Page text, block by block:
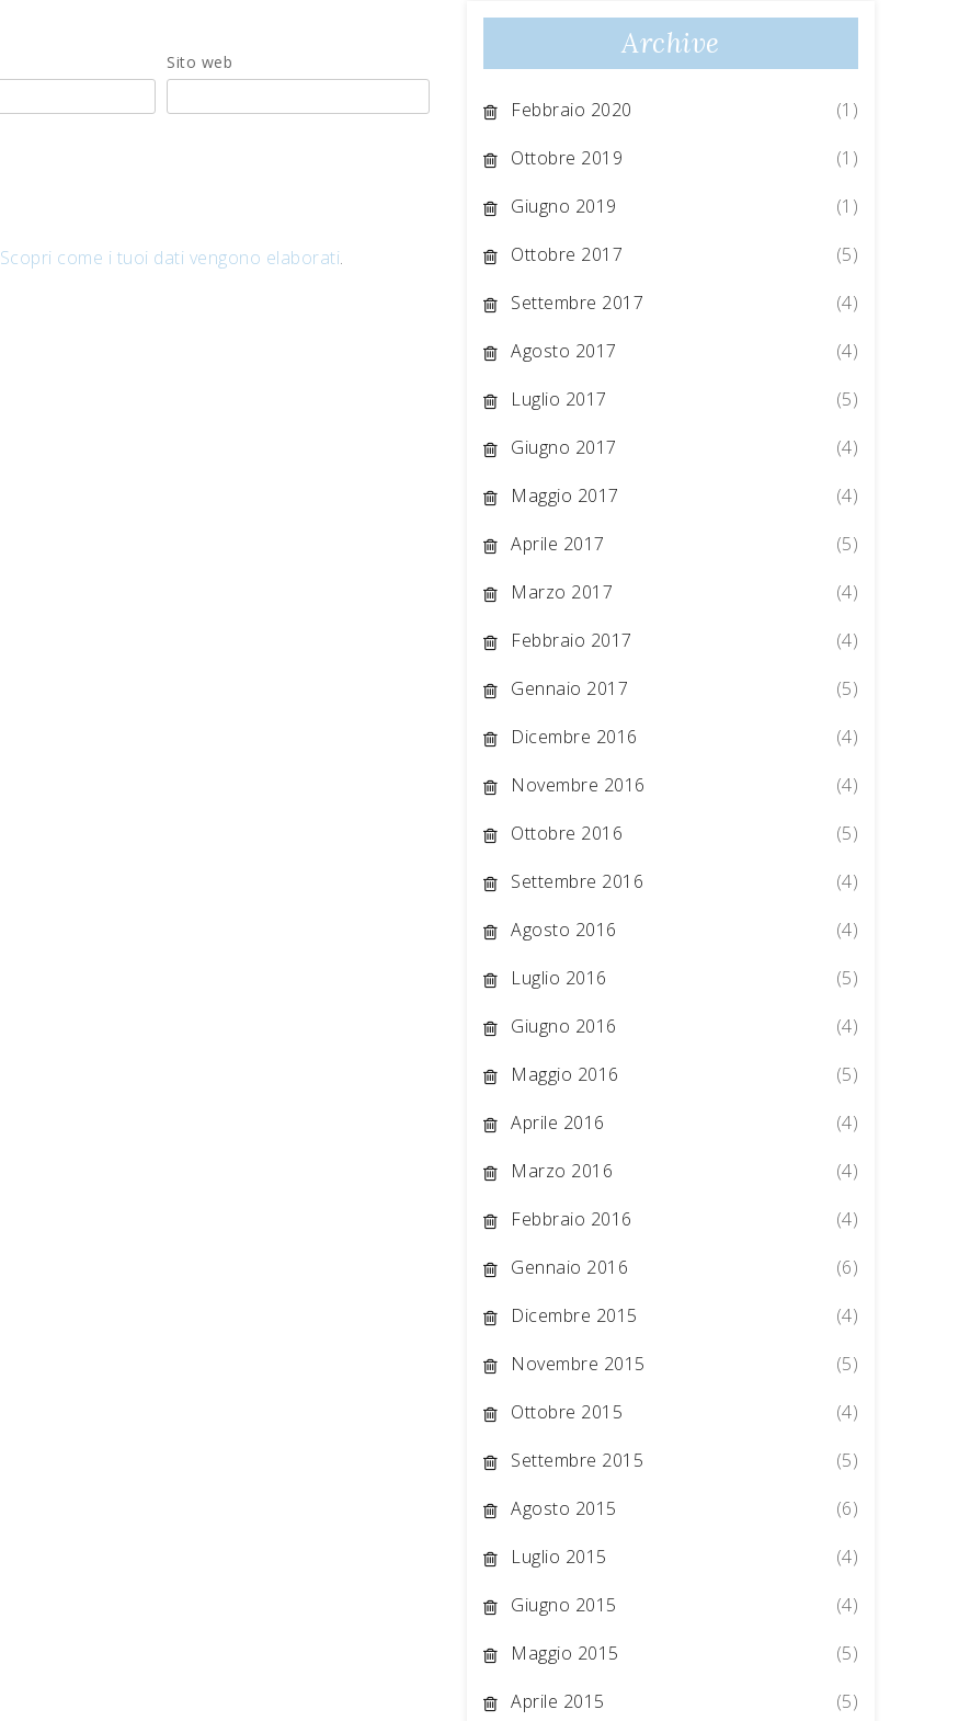
Sito web
Scopri come i tuoi dati vengono elaborati.
Archive
Febbraio 2020
(1)
Ottobre 2019
(1)
Giugno 2019
(1)
Ottobre 2017
(5)
Settembre 2017
(4)
Agosto 2017
(4)
Luglio 2017
(5)
Giugno 2017
(4)
Maggio 2017
(4)
Aprile 2017
(5)
Marzo 2017
(4)
Febbraio 2017
(4)
Gennaio 2017
(5)
Dicembre 2016
(4)
Novembre 2016
(4)
Ottobre 2016
(5)
Settembre 2016
(4)
Agosto 2016
(4)
Luglio 2016
(5)
Giugno 2016
(4)
Maggio 2016
(5)
Aprile 2016
(4)
Marzo 2016
(4)
Febbraio 2016
(4)
Gennaio 2016
(6)
Dicembre 2015
(4)
Novembre 2015
(5)
Ottobre 2015
(4)
Settembre 2015
(5)
Agosto 2015
(6)
Luglio 2015
(4)
Giugno 2015
(4)
Maggio 2015
(5)
Aprile 2015
(5)